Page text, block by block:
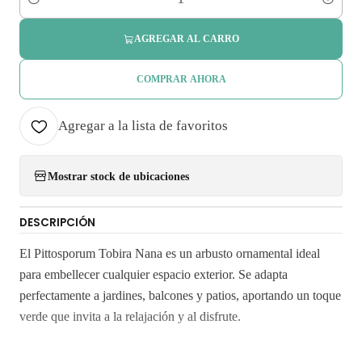
Cantidad
AGREGAR AL CARRO
COMPRAR AHORA
Agregar a la lista de favoritos
Mostrar stock de ubicaciones
DESCRIPCIÓN
El Pittosporum Tobira Nana es un arbusto ornamental ideal
para embellecer cualquier espacio exterior. Se adapta
perfectamente a jardines, balcones y patios, aportando un toque
verde que invita a la relajación y al disfrute.